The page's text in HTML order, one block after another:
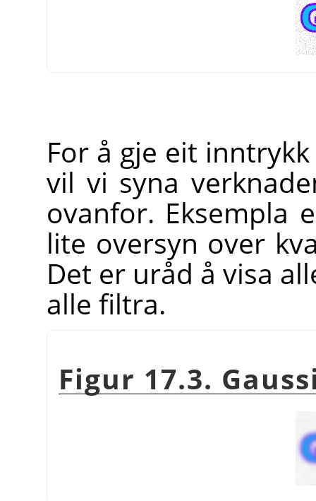
For å gje eit
vil vi syna
ovanfor. Eksempla
lite oversyn over
Det er uråd å visa
alle filtra.
Figur 17.3.